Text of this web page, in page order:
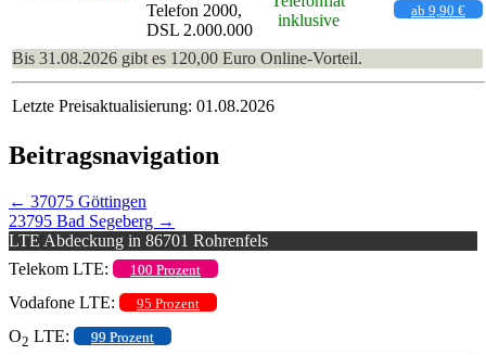
Telefon 2000,
DSL 2.000.000
inklusive
ab 9,90 €
Bis 31.08.2026 gibt es 120,00 Euro Online-Vorteil.
Letzte Preisaktualisierung: 01.08.2026
Beitragsnavigation
← 37075 Göttingen
23795 Bad Segeberg →
LTE Abdeckung in 86701 Rohrenfels
Telekom LTE:
100 Prozent
Vodafone LTE: 95 Prozent
O2 LTE: 99 Prozent